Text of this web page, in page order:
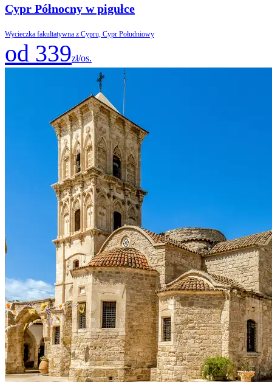
Cypr Północny w pigułce
Wycieczka fakultatywna z Cypru, Cypr Południowy
od 339zł/os.